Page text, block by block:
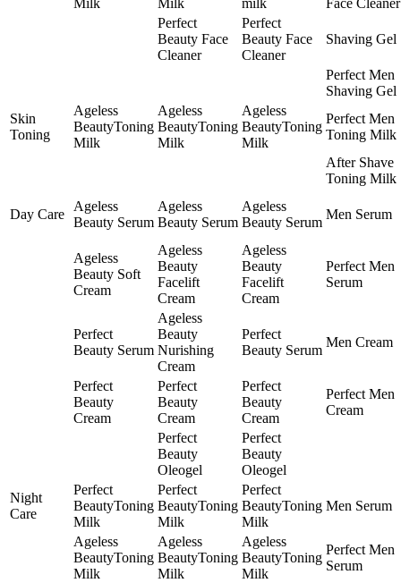
Milk Milk milk
Face Cleaner
Perfect
Beauty Face
Cleaner
Perfect
Beauty Face
Cleaner
Shaving Gel
Perfect Men
Shaving Gel
Skin
Toning
Ageless
BeautyToning
Milk
Ageless
BeautyToning
Milk
Ageless
BeautyToning
Milk
Perfect Men
Toning Milk
After Shave
Toning Milk
Day Care
Ageless
Beauty Serum
Ageless
Beauty Serum
Ageless
Beauty Serum
Men Serum
Ageless
Beauty Soft
Cream
Ageless
Beauty
Facelift
Cream
Ageless
Beauty
Facelift
Cream
Perfect Men
Serum
Perfect
Beauty Serum
Ageless
Beauty
Nurishing
Cream
Perfect
Beauty Serum
Men Cream
Perfect
Beauty
Cream
Perfect
Beauty
Cream
Perfect
Beauty
Cream
Perfect Men
Cream
Perfect
Beauty
Oleogel
Perfect
Beauty
Oleogel
Night
Care
Perfect
BeautyToning
Milk
Perfect
BeautyToning
Milk
Perfect
BeautyToning
Milk
Men Serum
Ageless
BeautyToning
Milk
Ageless
BeautyToning
Milk
Ageless
BeautyToning
Milk
Perfect Men
Serum